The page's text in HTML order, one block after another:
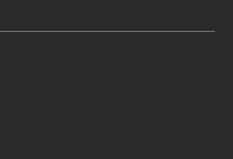
場合がございます。あらか